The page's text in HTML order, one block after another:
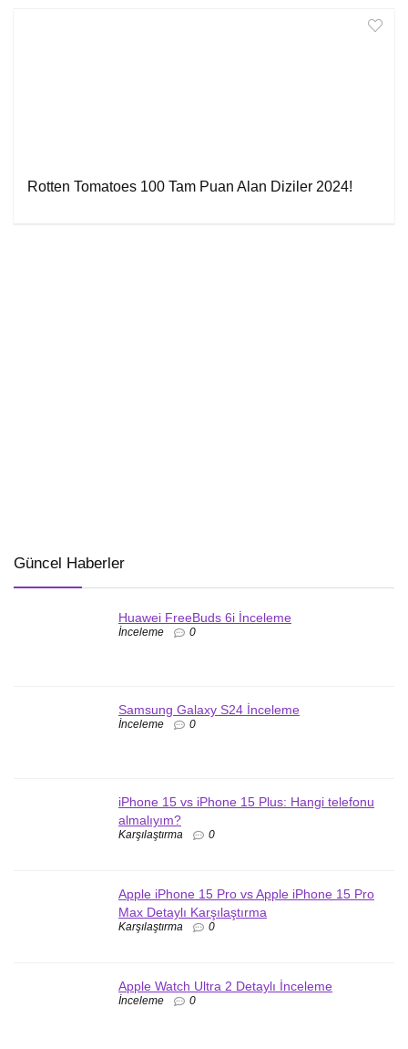
Rotten Tomatoes 100 Tam Puan Alan Diziler 2024!
Güncel Haberler
Huawei FreeBuds 6i İnceleme
İnceleme 0
Samsung Galaxy S24 İnceleme
İnceleme 0
iPhone 15 vs iPhone 15 Plus: Hangi telefonu
almalıyım?
Karşılaştırma 0
Apple iPhone 15 Pro vs Apple iPhone 15 Pro
Max Detaylı Karşılaştırma
Karşılaştırma 0
Apple Watch Ultra 2 Detaylı İnceleme
İnceleme 0